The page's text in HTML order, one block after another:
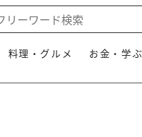
料理・グルメ お金・学ぶ